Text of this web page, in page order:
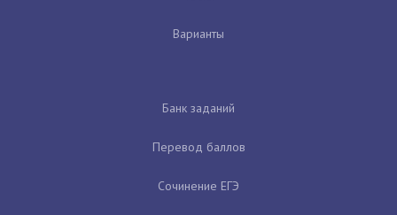
Варианты
Банк заданий
Перевод баллов
Сочинение ЕГЭ